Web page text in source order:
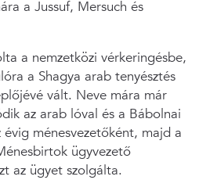
a Jussuf, Mersuch és
a nemzetközi vérkeringésbe,
a Shagya arab tenyésztés
vált. Neve mára már
az arab lóval és a Bábolnai
ménesvezetőként, majd a
ügyvezető
az ügyet szolgálta.